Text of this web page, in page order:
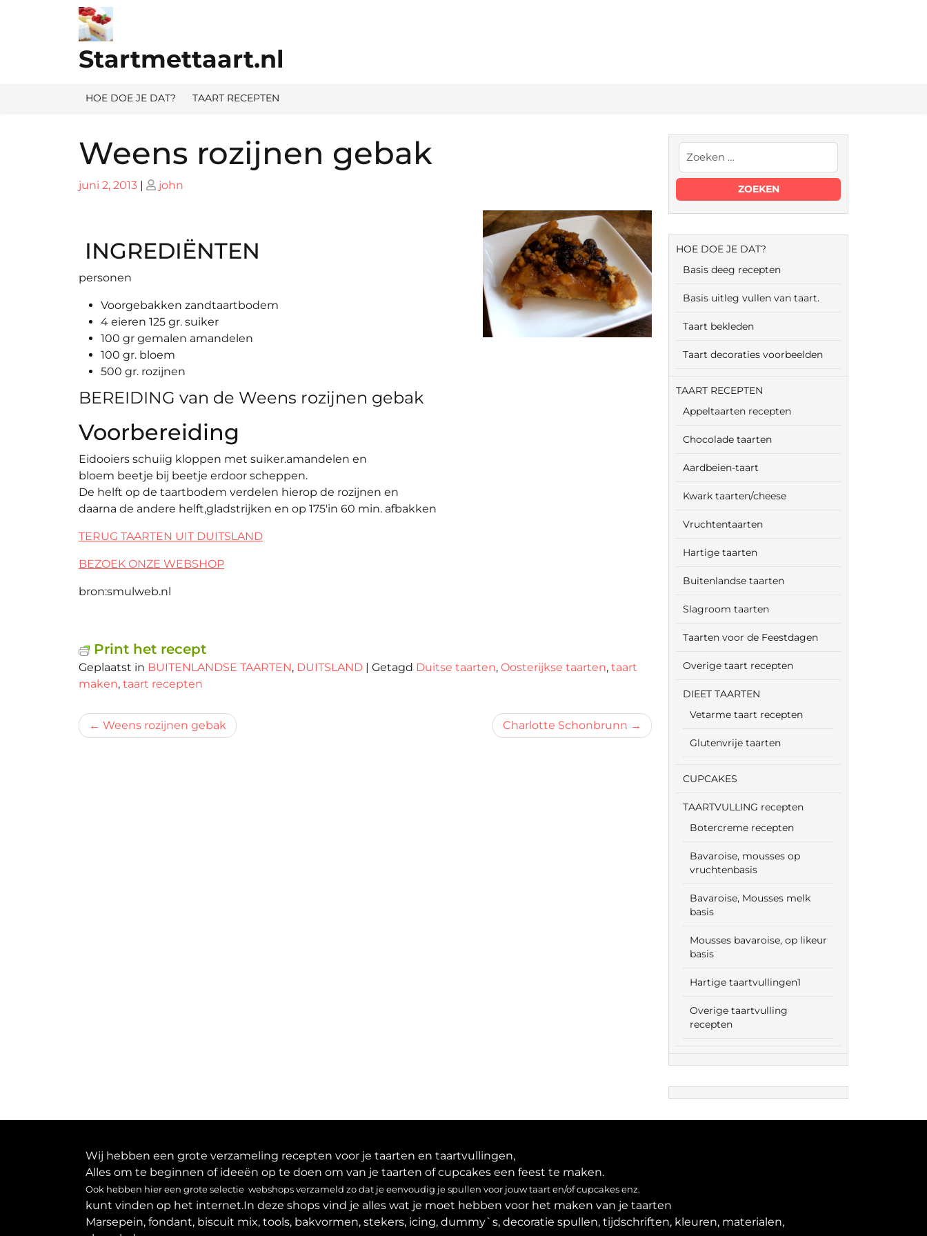
Startmettaart.nl
HOE DOE JE DAT? TAART RECEPTEN
Weens rozijnen gebak
Geplaatst
juni 2, 2013 | Geplaatst
john
INGREDIËNTEN
personen
Voorgebakken zandtaartbodem
4 eieren 125 gr. suiker
100 gr gemalen amandelen
100 gr. bloem
500 gr. rozijnen
BEREIDING van de Weens rozijnen gebak
Voorbereiding
Eidooiers schuiig kloppen met suiker.amandelen en
bloem beetje bij beetje erdoor scheppen.
De helft op de taartbodem verdelen hierop de rozijnen en
daarna de andere helft,gladstrijken en op 175′in 60 min. afbakken
TERUG TAARTEN UIT DUITSLAND
BEZOEK ONZE WEBSHOP
bron:smulweb.nl
Print het recept
Geplaatst in BUITENLANDSE TAARTEN, DUITSLAND | Getagd Duitse taarten, Oosterijkse taarten, taart
maken, taart recepten
Bericht
Weens rozijnen gebak Charlotte Schonbrunn
HOE DOE JE DAT?
Basis deeg recepten
Basis uitleg vullen van taart.
Taart bekleden
Taart decoraties voorbeelden
TAART RECEPTEN
Appeltaarten recepten
Chocolade taarten
Aardbeien-taart
Kwark taarten/cheese
Vruchtentaarten
Hartige taarten
Buitenlandse taarten
Slagroom taarten
Taarten voor de Feestdagen
Overige taart recepten
DIEET TAARTEN
Vetarme taart recepten
Glutenvrije taarten
CUPCAKES
TAARTVULLING recepten
Botercreme recepten
Bavaroise, mousses op
vruchtenbasis
Bavaroise, Mousses melk
basis
Mousses bavaroise, op likeur
basis
Hartige taartvullingen1
Overige taartvulling
recepten
Wij hebben een grote verzameling recepten voor je taarten en taartvullingen,
Alles om te beginnen of ideeën op te doen om van je taarten of cupcakes een feest te maken.
Ook hebben hier een grote selectie webshops verzameld zo dat je eenvoudig je spullen voor jouw taart en/of cupcakes enz.
kunt vinden op het internet.In deze shops vind je alles wat je moet hebben voor het maken van je taarten
Marsepein, fondant, biscuit mix, tools, bakvormen, stekers, icing, dummy`s, decoratie spullen, tijdschriften, kleuren, materialen,